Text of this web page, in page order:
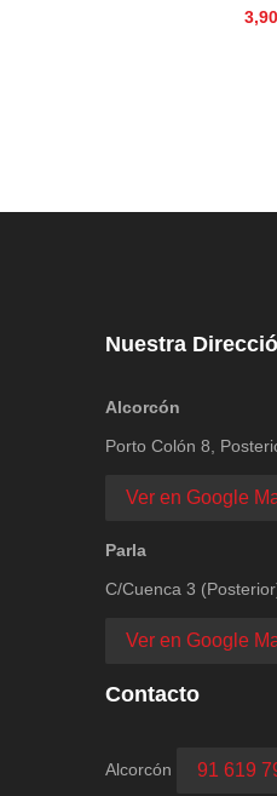
Nuestra
Alcorcón
Porto Colón 8,
Ver en Google
Parla
C/Cuenca 3
Ver en Google
Contacto
Alcorcón 91 619